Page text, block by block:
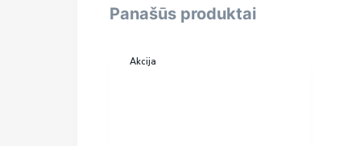
Panašūs produktai
Akcija